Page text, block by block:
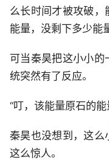
么长时间才被攻破
能量，没剩下多少能
可当秦昊把这小小
统突然有了反应。
“叮，该能量原石的
秦昊也没想到，这么
这么惊人。